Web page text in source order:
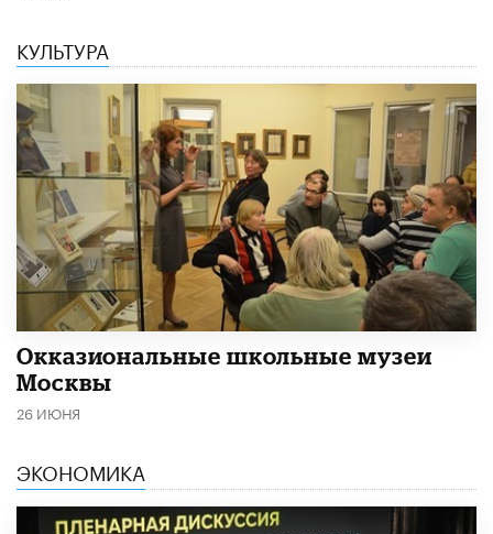
КУЛЬТУРА
​Окказиональные школьные музеи
Москвы
26 ИЮНЯ
ЭКОНОМИКА